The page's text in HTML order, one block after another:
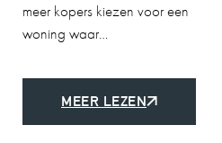
meer kopers kiezen voor een
woning waar…
MEER LEZEN